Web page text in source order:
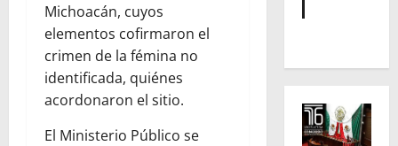
Michoacán, cuyos
elementos cofirmaron el
crimen de la fémina no
identificada, quiénes
acordonaron el sitio.
El Ministerio Público se